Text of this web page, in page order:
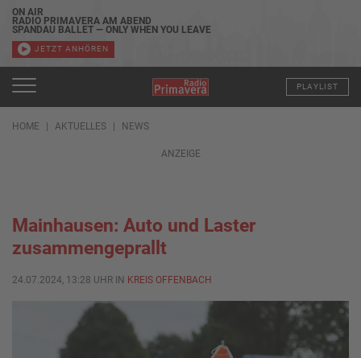
ON AIR
RADIO PRIMAVERA AM ABEND
SPANDAU BALLET — ONLY WHEN YOU LEAVE
JETZT ANHÖREN
PLAYLIST
HOME AKTUELLES NEWS
ANZEIGE
Mainhausen: Auto und Laster
zusammengeprallt
24.07.2024, 13:28 UHR IN KREIS OFFENBACH